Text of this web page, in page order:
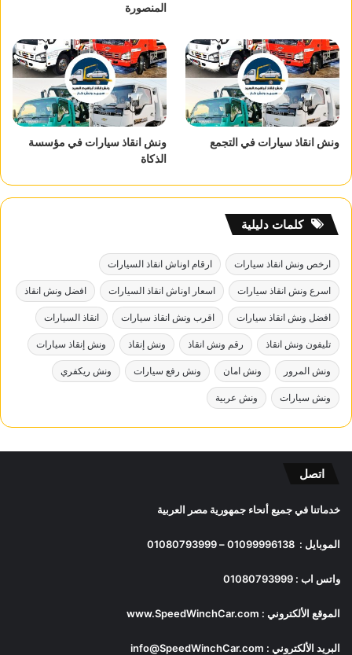
المنصورة
ونش انقاذ سيارات في التجمع
ونش انقاذ سيارات في مؤسسة
الذكاة
كلمات دليلية
ارخص ونش انقاذ سيارات ارقام اوناش انقاذ السيارات
اسرع ونش انقاذ سيارات اسعار اوناش انقاذ السيارات افضل ونش انقاذ
افضل ونش انقاذ سيارات اقرب ونش انقاذ سيارات انقاذ السيارات
تليفون ونش انقاذ رقم ونش انقاذ ونش إنقاذ ونش إنقاذ سيارات
ونش المرور ونش امان ونش رفع سيارات ونش ريكفري
ونش سيارات ونش عربية
اتصل
خدماتنا في جميع أنحاء جمهورية مصر العربية
الموبايل : 01099996138
–
01080793999
واتس اب : 01080793999
الموقع الألكتروني : www.SpeedWinchCar.com
البريد الألكتروني : info@SpeedWinchCar.com